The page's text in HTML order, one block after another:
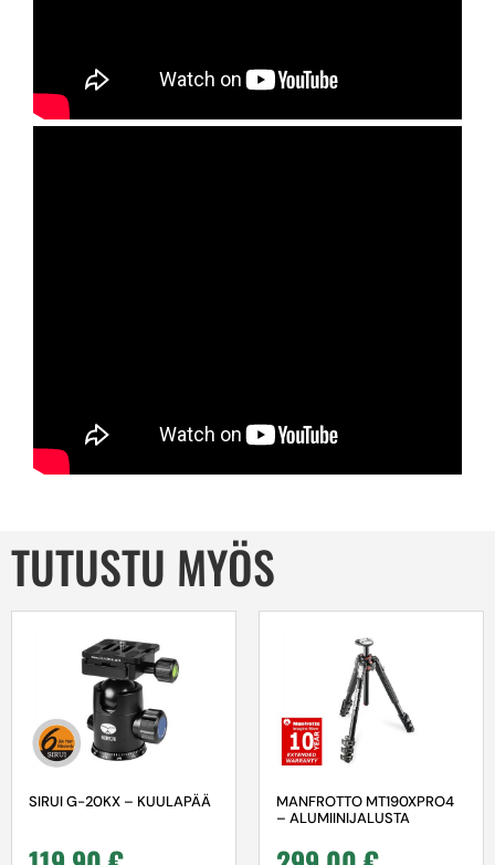
TUTUSTU MYÖS
SIRUI G-20KX – KUULAPÄÄ
MANFROTTO MT190XPRO4
– ALUMIINIJALUSTA